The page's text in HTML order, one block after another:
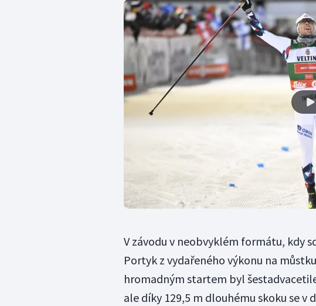
V závodu v neobvyklém formátu, kdy
Portyk z vydařeného výkonu na
hromadným startem byl
ale díky 129,5 m dlouhému skoku se v